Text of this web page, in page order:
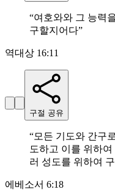
“여호와와 그 능력
구할지어다”
역대상 16:11
구절 공유
“모든 기도와 간구
도하고 이를 위하
러 성도를 위하여
에베소서 6:18